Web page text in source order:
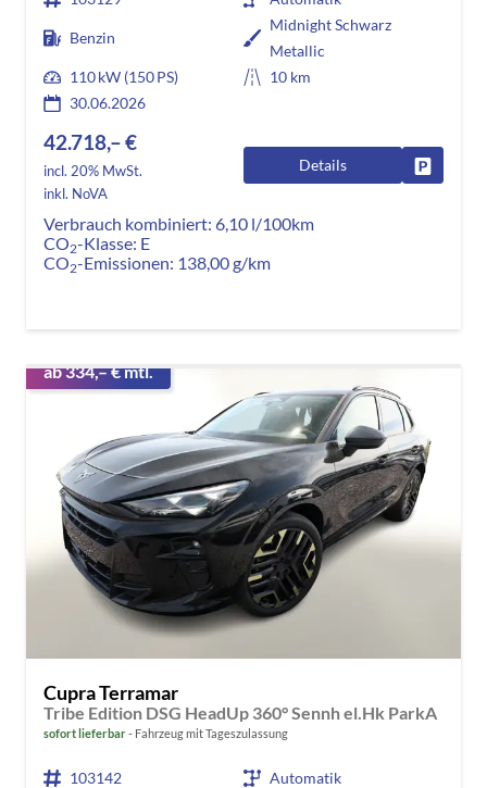
Benzin
Midnight Schwarz
Metallic
110 kW (150 PS)
10 km
30.06.2026
42.718,– €
incl. 20% MwSt.
inkl. NoVA
Details
Verbrauch kombiniert: 6,10 l/100km
CO2-Klasse: E
CO2-Emissionen: 138,00 g/km
ab 334,– € mtl.
Cupra Terramar
Tribe Edition DSG HeadUp 360° Sennh el.Hk ParkA
sofort lieferbar Fahrzeug mit Tageszulassung
103142 Automatik